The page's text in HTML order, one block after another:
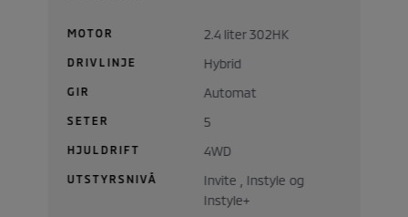
MOTOR 2.4 liter 302HK
DRIVLINJE Hybrid
GIR Automat
SETER 5
HJULDRIFT 4WD
UTSTYRSNIVÅ
Invite , Instyle og
Instyle+